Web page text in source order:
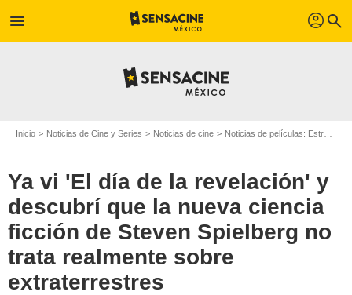
menu profil search
Inicio Noticias de Cine y Series Noticias de cine Noticias de películas: Estreno de película
Ya vi 'El día de la revelación' y
descubrí que la nueva ciencia
ficción de Steven Spielberg no
trata realmente sobre
extraterrestres